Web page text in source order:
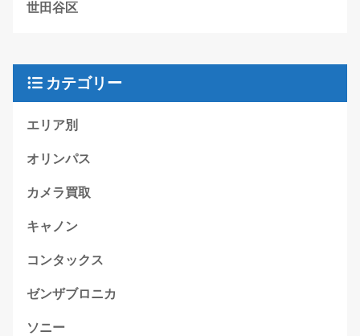
世田谷区
カテゴリー
エリア別
オリンパス
カメラ買取
キャノン
コンタックス
ゼンザブロニカ
ソニー